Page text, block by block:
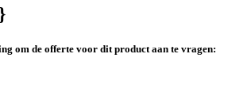
om de offerte voor dit product aan te vragen: